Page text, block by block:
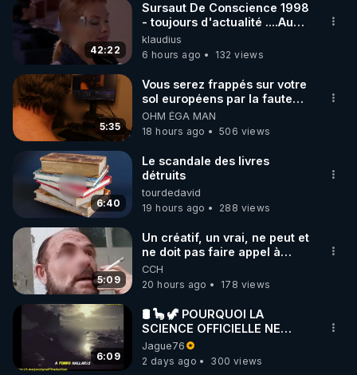
42:22
Sursaut De Conscience 1998
- toujours d'actualité ....Au
Dela Du Réel
klaudius
6 hours ago
132 views
5:35
Vous serez frappés sur votre
sol européens par la faute
des dirigeants qui s'en
mettent dans le nez
OHM ÉGA MAN
18 hours ago
506 views
6:40
Le scandale des livres
détruits
tourdedavid
19 hours ago
288 views
5:09
Un créatif, un vrai, ne peut et
ne doit pas faire appel à
l'intelligence artificielle
CCH
20 hours ago
178 views
6:09
🛢 🦕 🦖 POURQUOI LA
SCIENCE OFFICIELLE NE
CONNAÎT-ELLE PAS LA VRAIE
ORIGINE DU PÉTROLE ?
Jague76
2 days ago
300 views